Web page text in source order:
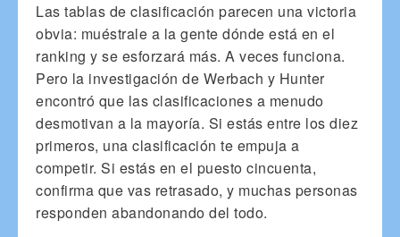
Las tablas de clasificación parecen una victoria
obvia: muéstrale a la gente dónde está en el
ranking y se esforzará más. A veces funciona.
Pero la investigación de Werbach y Hunter
encontró que las clasificaciones a menudo
desmotivan a la mayoría. Si estás entre los diez
primeros, una clasificación te empuja a
competir. Si estás en el puesto cincuenta,
confirma que vas retrasado, y muchas personas
responden abandonando del todo.